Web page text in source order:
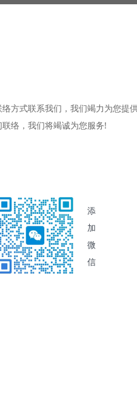
方式联系我们，我们竭力为您提
络，我们将竭诚为您服务!
添
加
微
信